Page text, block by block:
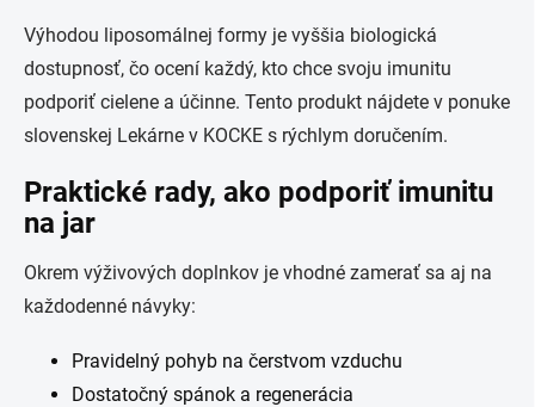
Výhodou liposomálnej formy je vyššia biologická
dostupnosť, čo ocení každý, kto chce svoju imunitu
podporiť cielene a účinne. Tento produkt nájdete v ponuke
slovenskej Lekárne v KOCKE s rýchlym doručením.
Praktické rady, ako podporiť imunitu
na jar
Okrem výživových doplnkov je vhodné zamerať sa aj na
každodenné návyky:
Pravidelný pohyb na čerstvom vzduchu
Dostatočný spánok a regenerácia